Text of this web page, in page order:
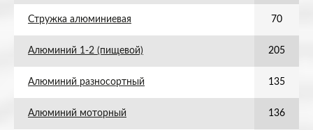
Стружка алюминиевая 70
Алюминий 1-2 (пищевой) 205
Алюминий разносортный 135
Алюминий моторный 136